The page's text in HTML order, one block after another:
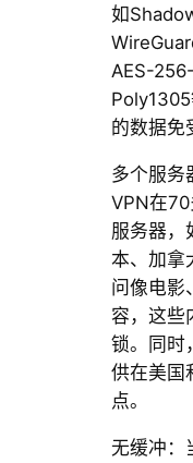
如
AES-
的数据免
多个服务
VPN在
服务器，
本、加拿
问像电影
容，这些
锁。同时
供在美国
点。
无缓冲：